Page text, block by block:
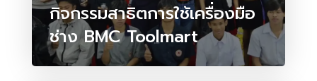
กิจกรรมสาธิตการใช้เครื่องมือ
ช่าง BMC Toolmart